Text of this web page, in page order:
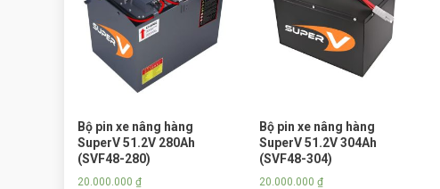
Bộ pin xe nâng hàng
SuperV 51.2V 280Ah
(SVF48-280)
20.000.000 ₫
Bộ pin xe nâng hàng
SuperV 51.2V 304Ah
(SVF48-304)
20.000.000 ₫